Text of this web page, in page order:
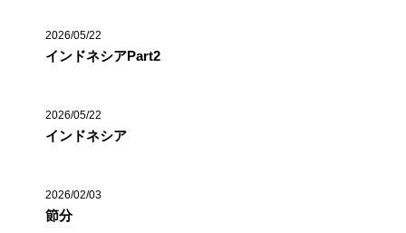
2026/05/22
インドネシアPart2
2026/05/22
インドネシア
2026/02/03
節分